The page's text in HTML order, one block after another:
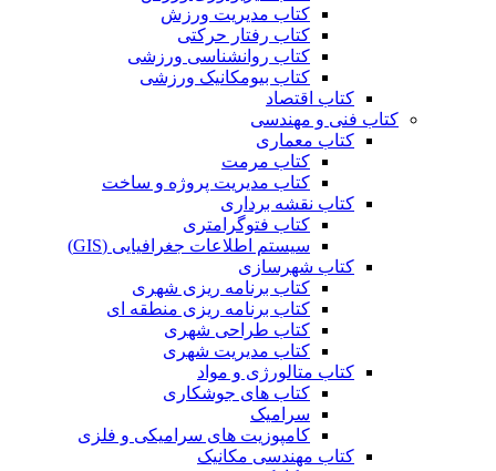
کتاب مدیریت ورزش
کتاب رفتار حرکتی
کتاب روانشناسی ورزشی
کتاب بیومکانیک ورزشی
کتاب اقتصاد
کتاب فنی و مهندسی
کتاب معماری
کتاب مرمت
کتاب مدیریت پروژه و ساخت
کتاب نقشه برداری
کتاب فتوگرامتری
سیستم اطلاعات جغرافیایی (GIS)
کتاب شهرسازی
کتاب برنامه ریزی شهری
کتاب برنامه ریزی منطقه ای
کتاب طراحی شهری
کتاب مدیریت شهری
کتاب متالورژی و مواد
کتاب های جوشکاری
سرامیک
کامپوزیت های سرامیکی و فلزی
کتاب مهندسی مکانیک